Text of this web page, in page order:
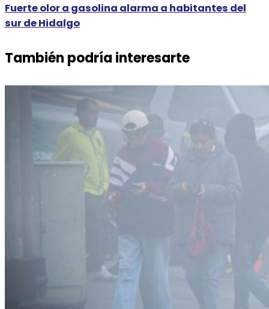
Fuerte olor a gasolina alarma a habitantes del
sur de Hidalgo
También podría interesarte